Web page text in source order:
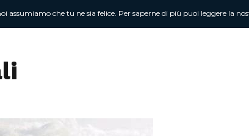
Chi sono Attività Newsletter
assumiamo che tu ne sia felice. Per saperne di più puoi leggere la